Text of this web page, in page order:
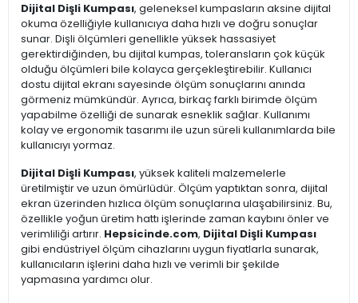
Dijital Dişli Kumpası, geleneksel kumpasların aksine dijital
okuma özelliğiyle kullanıcıya daha hızlı ve doğru sonuçlar
sunar. Dişli ölçümleri genellikle yüksek hassasiyet
gerektirdiğinden, bu dijital kumpas, toleransların çok küçük
olduğu ölçümleri bile kolayca gerçekleştirebilir. Kullanıcı
dostu dijital ekranı sayesinde ölçüm sonuçlarını anında
görmeniz mümkündür. Ayrıca, birkaç farklı birimde ölçüm
yapabilme özelliği de sunarak esneklik sağlar. Kullanımı
kolay ve ergonomik tasarımı ile uzun süreli kullanımlarda bile
kullanıcıyı yormaz.
Dijital Dişli Kumpası, yüksek kaliteli malzemelerle
üretilmiştir ve uzun ömürlüdür. Ölçüm yaptıktan sonra, dijital
ekran üzerinden hızlıca ölçüm sonuçlarına ulaşabilirsiniz. Bu,
özellikle yoğun üretim hattı işlerinde zaman kaybını önler ve
verimliliği artırır. Hepsicinde.com, Dijital Dişli Kumpası
gibi endüstriyel ölçüm cihazlarını uygun fiyatlarla sunarak,
kullanıcıların işlerini daha hızlı ve verimli bir şekilde
yapmasına yardımcı olur.